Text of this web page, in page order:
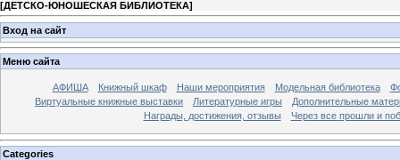
[ДЕТСКО-ЮНОШЕСКАЯ БИБЛИОТЕКА]
Вход на сайт
Меню сайта
АФИША Книжный шкаф Наши мероприятия Модельная библиотека
Виртуальные книжные выставки
Литературные игры
Дополнительные
Награды, достижения, отзывы
Через все прошли и
Categories